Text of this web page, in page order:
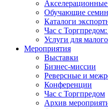
Обучающие
Каталоги
Час с
Услуги для
Мероприятия
Выставки
Бизнес-миссии
Реверсные и
Конференции
Час с Торгпредом
Архив